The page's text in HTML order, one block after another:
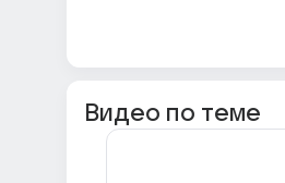
Видео по теме